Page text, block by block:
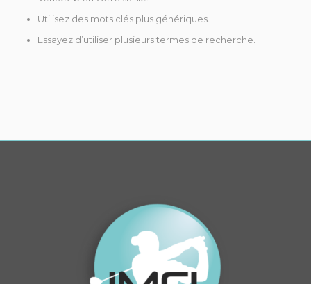
Utilisez des mots clés plus génériques.
Essayez d’utiliser plusieurs termes de recherche.